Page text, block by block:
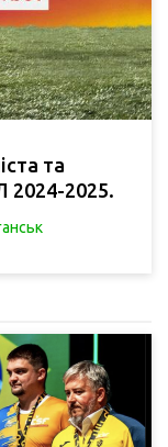
та
2024-2025.